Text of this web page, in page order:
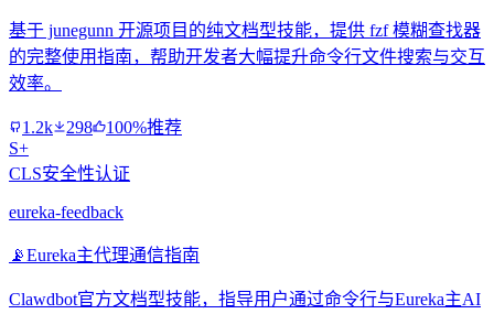
基于 junegunn 开源项目的纯文档型技能，提供 fzf 模糊查找器
的完整使用指南，帮助开发者大幅提升命令行文件搜索与交互
效率。
1.2k 298
100%推荐
S+
CLS安全性认证
eureka-feedback
📡Eureka主代理通信指南
Clawdbot官方文档型技能，指导用户通过命令行与Eureka主AI